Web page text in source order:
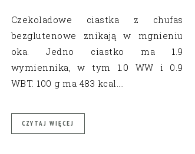
Czekoladowe ciastka z chufas
bezglutenowe znikają w mgnieniu
oka. Jedno ciastko ma 1.9
wymiennika, w tym 1.0 WW i 0.9
WBT. 100 g ma 483 kcal….
CZYTAJ WIĘCEJ